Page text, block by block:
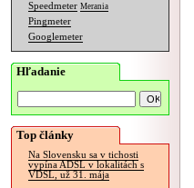
Speedmeter Merania
Pingmeter
Googlemeter
Hľadanie
Top články
Na Slovensku sa v tichosti
vypína ADSL v lokalitách s
VDSL, už 31. mája